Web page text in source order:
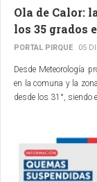
Ola de Calor:
los 35 grados
PORTAL PIRQUE 05
Desde Meteorología
en la comuna y la
desde los 31°, siendo